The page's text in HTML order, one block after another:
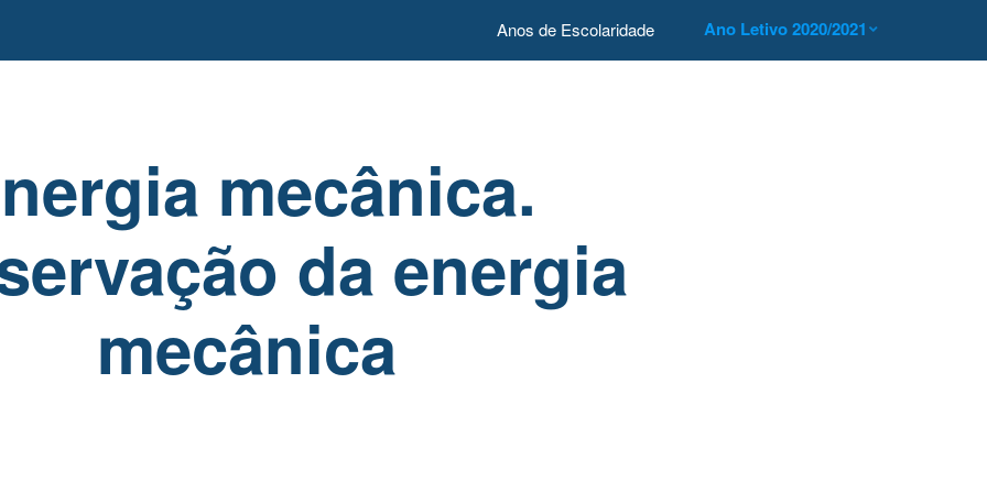
Anos de Escolaridade Ano Letivo 2020/2021
mecânica.
da energia
mecânica